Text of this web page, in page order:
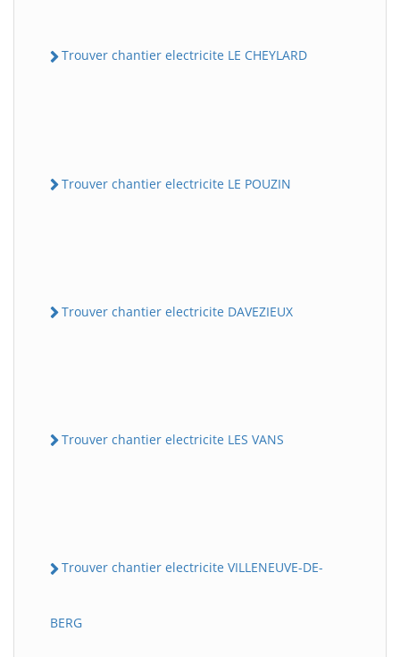
Trouver chantier electricite LE CHEYLARD
Trouver chantier electricite LE POUZIN
Trouver chantier electricite DAVEZIEUX
Trouver chantier electricite LES VANS
Trouver chantier electricite VILLENEUVE-DE-
BERG